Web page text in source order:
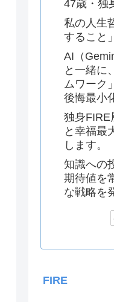
47歳・独
私の人生
すること
AI（
と一緒に
ムワーク
後悔最小
独身FIRE
と幸福最
します。
知識への
期待値を
な戦略を
FIRE